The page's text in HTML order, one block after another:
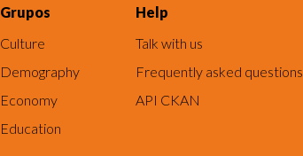
Grupos
Culture
Demography
Economy
Education
Help
Talk with us
Frequently asked questions
API CKAN